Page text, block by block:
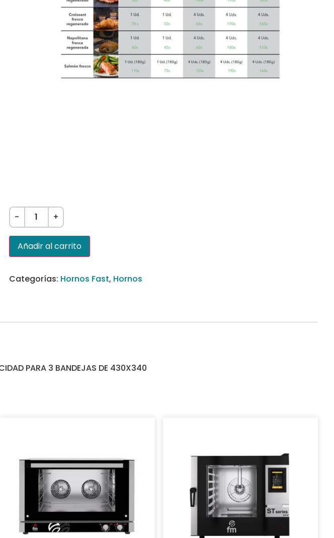
- +
Añadir al carrito
Categorías: Hornos Fast, Hornos
PARA 3 BANDEJAS DE 430X340